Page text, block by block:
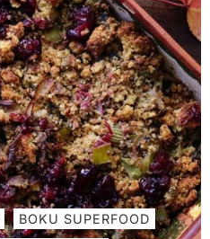
BOKU SUPERFOOD